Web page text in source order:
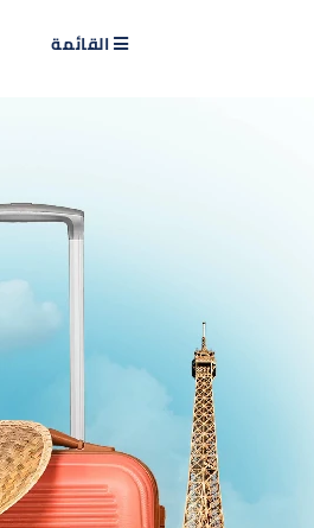
القائمة